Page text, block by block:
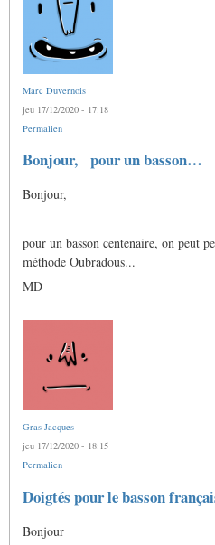
Marc Duvernois
jeu 17/12/2020 - 17:18
Permalien
Bonjour, pour un basson…
Bonjour,
pour un basson centenaire, on peut
méthode Oubradous...
MD
Gras Jacques
jeu 17/12/2020 - 18:15
Permalien
Doigtés pour le basson
Bonjour